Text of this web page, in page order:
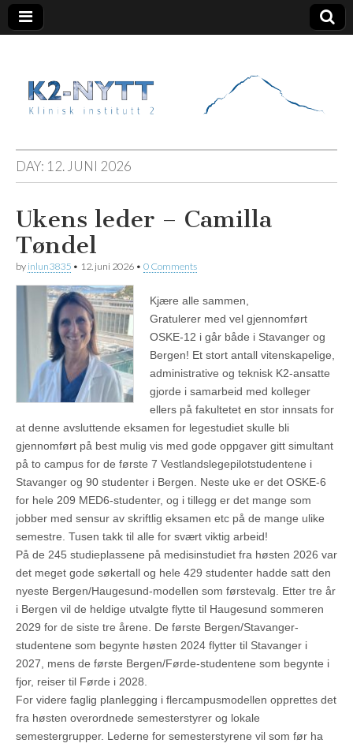
K2 Nytt
DAY: 12. JUNI 2026
Ukens leder – Camilla
Tøndel
by inlun3835 • 12. juni 2026 • 0 Comments
Kjære alle sammen,
Gratulerer med vel gjennomført
OSKE-12 i går både i Stavanger og
Bergen! Et stort antall vitenskapelige,
administrative og teknisk K2-ansatte
gjorde i samarbeid med kolleger
ellers på fakultetet en stor innsats for
at denne avsluttende eksamen for legestudiet skulle bli
gjennomført på best mulig vis med gode oppgaver gitt simultant
på to campus for de første 7 Vestlandslegepilotstudentene i
Stavanger og 90 studenter i Bergen. Neste uke er det OSKE-6
for hele 209 MED6-studenter, og i tillegg er det mange som
jobber med sensur av skriftlig eksamen etc på de mange ulike
semestre. Tusen takk til alle for svært viktig arbeid!
På de 245 studieplassene på medisinstudiet fra høsten 2026 var
det meget gode søkertall og hele 429 studenter hadde satt den
nyeste Bergen/Haugesund-modellen som førstevalg. Etter tre år
i Bergen vil de heldige utvalgte flytte til Haugesund sommeren
2029 for de siste tre årene. De første Bergen/Stavanger-
studentene som begynte høsten 2024 flytter til Stavanger i
2027, mens de første Bergen/Førde-studentene som begynte i
fjor, reiser til Førde i 2028.
For videre faglig planlegging i flercampusmodellen opprettes det
fra høsten overordnede semesterstyrer og lokale
semestergrupper. Lederne for semesterstyrene vil som før ha